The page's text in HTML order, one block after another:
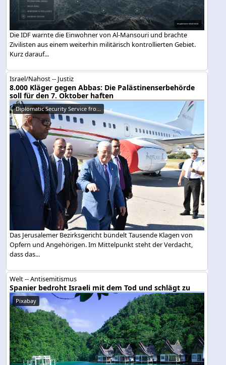
Die IDF warnte die Einwohner von Al-Mansouri und brachte
Zivilisten aus einem weiterhin militärisch kontrollierten Gebiet.
Kurz darauf...
Israel/Nahost -- Justiz
8.000 Kläger gegen Abbas: Die Palästinenserbehörde
soll für den 7. Oktober haften
Diplomatic Security Service fro...
Das Jerusalemer Bezirksgericht bündelt Tausende Klagen von
Opfern und Angehörigen. Im Mittelpunkt steht der Verdacht,
dass das...
Welt -- Antisemitismus
Spanier bedroht Israeli mit dem Tod und schlägt zu
Pixabay